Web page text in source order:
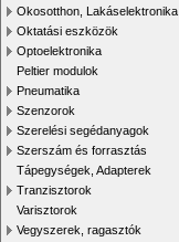
Okosotthon, Lakáselektronika
Oktatási eszközök
Optoelektronika
Peltier modulok
Pneumatika
Szenzorok
Szerelési segédanyagok
Szerszám és forrasztás
Tápegységek, Adapterek
Tranzisztorok
Varisztorok
Vegyszerek, ragasztók